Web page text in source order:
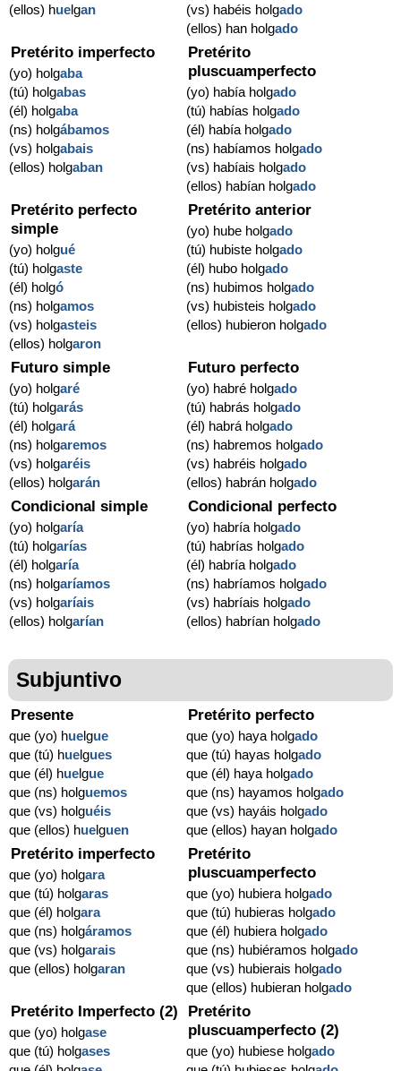
(ellos) huelgan
(vs) habéis holgado
(ellos) han holgado
Pretérito imperfecto
(yo) holgaba
(tú) holgabas
(él) holgaba
(ns) holgábamos
(vs) holgabais
(ellos) holgaban
Pretérito
pluscuamperfecto
(yo) había holgado
(tú) habías holgado
(él) había holgado
(ns) habíamos holgado
(vs) habíais holgado
(ellos) habían holgado
Pretérito perfecto
simple
(yo) holgué
(tú) holgaste
(él) holgó
(ns) holgamos
(vs) holgasteis
(ellos) holgaron
Pretérito anterior
(yo) hube holgado
(tú) hubiste holgado
(él) hubo holgado
(ns) hubimos holgado
(vs) hubisteis holgado
(ellos) hubieron holgado
Futuro simple
(yo) holgaré
(tú) holgarás
(él) holgará
(ns) holgaremos
(vs) holgaréis
(ellos) holgarán
Futuro perfecto
(yo) habré holgado
(tú) habrás holgado
(él) habrá holgado
(ns) habremos holgado
(vs) habréis holgado
(ellos) habrán holgado
Condicional simple
(yo) holgaría
(tú) holgarías
(él) holgaría
(ns) holgaríamos
(vs) holgaríais
(ellos) holgarían
Condicional perfecto
(yo) habría holgado
(tú) habrías holgado
(él) habría holgado
(ns) habríamos holgado
(vs) habríais holgado
(ellos) habrían holgado
Subjuntivo
Presente
que (yo) huelgue
que (tú) huelgues
que (él) huelgue
que (ns) holguemos
que (vs) holguéis
que (ellos) huelguen
Pretérito perfecto
que (yo) haya holgado
que (tú) hayas holgado
que (él) haya holgado
que (ns) hayamos holgado
que (vs) hayáis holgado
que (ellos) hayan holgado
Pretérito imperfecto
que (yo) holgara
que (tú) holgaras
que (él) holgara
que (ns) holgáramos
que (vs) holgarais
que (ellos) holgaran
Pretérito
pluscuamperfecto
que (yo) hubiera holgado
que (tú) hubieras holgado
que (él) hubiera holgado
que (ns) hubiéramos holgado
que (vs) hubierais holgado
que (ellos) hubieran holgado
Pretérito Imperfecto (2)
que (yo) holgase
que (tú) holgases
Pretérito
pluscuamperfecto (2)
que (yo) hubiese holgado